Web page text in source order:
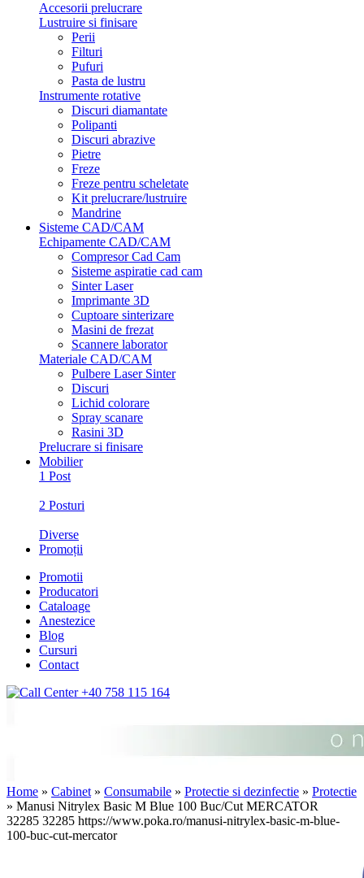
Accesorii prelucrare
Lustruire si finisare
Perii
Filturi
Pufuri
Pasta de lustru
Instrumente rotative
Discuri diamantate
Polipanti
Discuri abrazive
Pietre
Freze
Freze pentru scheletate
Kit prelucrare/lustruire
Mandrine
Sisteme CAD/CAM
Echipamente CAD/CAM
Compresor Cad Cam
Sisteme aspiratie cad cam
Sinter Laser
Imprimante 3D
Cuptoare sinterizare
Masini de frezat
Scannere laborator
Materiale CAD/CAM
Pulbere Laser Sinter
Discuri
Lichid colorare
Spray scanare
Rasini 3D
Prelucrare si finisare
Mobilier
1 Post
2 Posturi
Diverse
Promoții
Promotii
Producatori
Cataloage
Anestezice
Blog
Cursuri
Contact
+40 758 115 164
Home » Cabinet » Consumabile » Protectie si dezinfectie » Protectie
» Manusi Nitrylex Basic M Blue 100 Buc/Cut MERCATOR
32285 32285 https://www.poka.ro/manusi-nitrylex-basic-m-blue-
100-buc-cut-mercator